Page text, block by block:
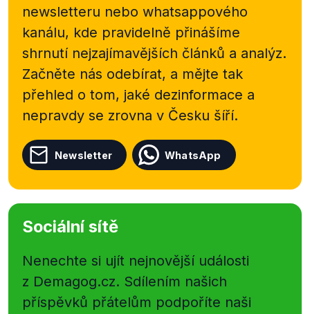
newsletteru nebo whatsappového
kanálu, kde pravidelně přinášíme
shrnutí nejzajímavějších článků a analýz.
Začněte nás odebírat, a mějte tak
přehled o tom, jaké dezinformace a
nepravdy se zrovna v Česku šíří.
Newsletter WhatsApp
Sociální sítě
Nenechte si ujít nejnovější události
z Demagog.cz. Sdílením našich
příspěvků přátelům podpoříte naši